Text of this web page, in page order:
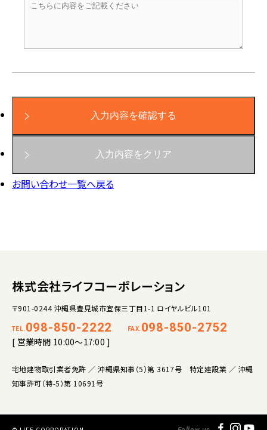
お問い合わせ一覧へ戻る
株式会社ライフコーポレーション
〒901-0244 沖縄県豊見城市宜保三丁目1-1 ロイヤルビル101
TEL. 098-850-2222 FAX. 098-850-2752
[ 営業時間 10:00～17:00 ]
宅地建物取引業者免許 ／ 沖縄県知事（5）第 3617号 特定建設業 ／ 沖縄
知事許可（特-5）第 10691号